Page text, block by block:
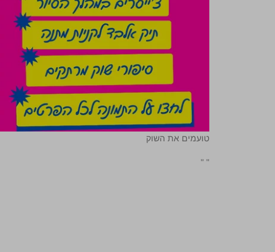
טועמים את השוק
"
"